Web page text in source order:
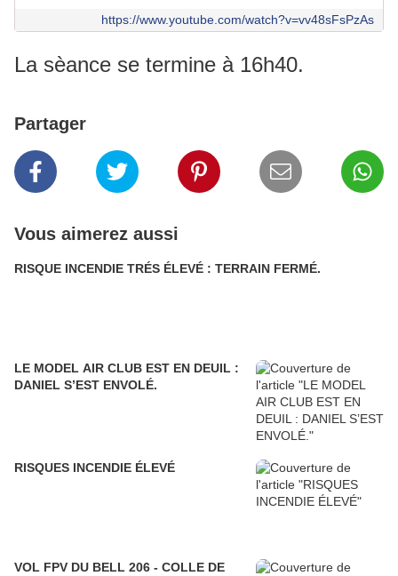
https://www.youtube.com/watch?v=vv48sFsPzAs
La sèance se termine à 16h40.
Partager
Vous aimerez aussi
RISQUE INCENDIE TRÉS ÉLEVÉ : TERRAIN FERMÉ.
LE MODEL AIR CLUB EST EN DEUIL :
DANIEL S’EST ENVOLÉ.
RISQUES INCENDIE ÉLEVÉ
VOL FPV DU BELL 206 - COLLE DE